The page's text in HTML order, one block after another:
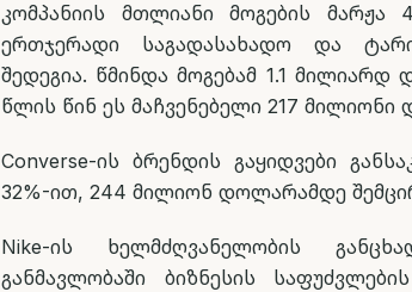
კომპანიის მთლიანი მოგების
ერთჯერადი საგადასახადო და
შედეგია. წმინდა მოგებამ 1.1
წლის წინ ეს მაჩვენებელი 217
Converse-ის ბრენდის გაყიდვები
32%-ით, 244 მილიონ დოლარამდე
Nike-ის ხელმძღვანელობის
განმავლობაში ბიზნესის